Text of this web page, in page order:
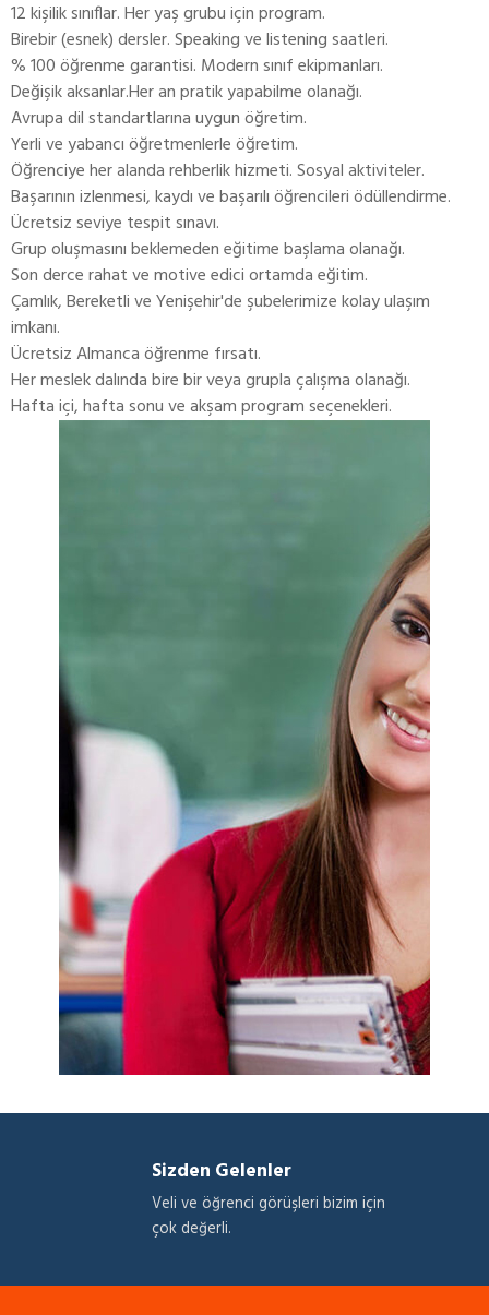
12 kişilik sınıflar. Her yaş grubu için program.
Birebir (esnek) dersler. Speaking ve listening saatleri.
% 100 öğrenme garantisi. Modern sınıf ekipmanları.
Değişik aksanlar.Her an pratik yapabilme olanağı.
Avrupa dil standartlarına uygun öğretim.
Yerli ve yabancı öğretmenlerle öğretim.
Öğrenciye her alanda rehberlik hizmeti. Sosyal aktiviteler.
Başarının izlenmesi, kaydı ve başarılı öğrencileri ödüllendirme.
Ücretsiz seviye tespit sınavı.
Grup oluşmasını beklemeden eğitime başlama olanağı.
Son derce rahat ve motive edici ortamda eğitim.
Çamlık, Bereketli ve Yenişehir'de şubelerimize kolay ulaşım
imkanı.
Ücretsiz Almanca öğrenme fırsatı.
Her meslek dalında bire bir veya grupla çalışma olanağı.
Hafta içi, hafta sonu ve akşam program seçenekleri.
Sizden Gelenler
Veli ve öğrenci görüşleri bizim için
çok değerli.